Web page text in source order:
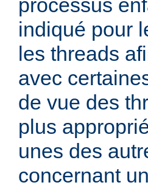
processus
indiqué pour
les threads
avec
de vue des
plus
unes des
concernant